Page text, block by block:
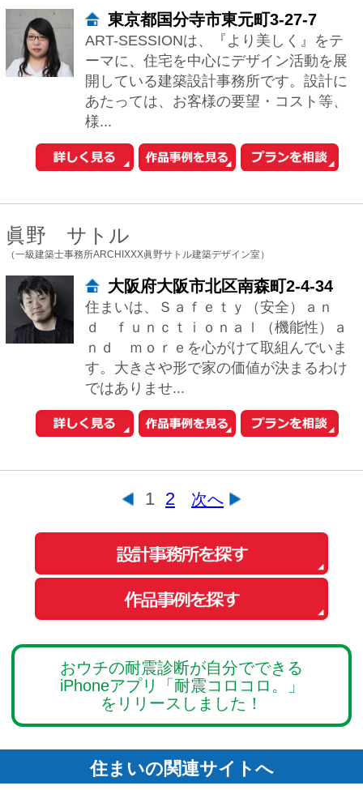
新築マンションを探す
新築一戸建てを探す
住まいの売却・査定依頼
賃貸マンション・
アパートを探す
このサイトの使い方
会社概要
Copyright© O-uccino, Inc. All Rights Reserved.